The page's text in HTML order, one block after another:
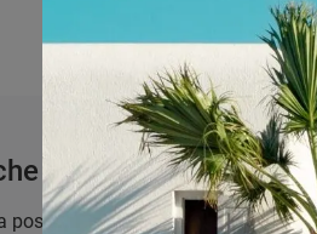
ad angolo
possibilità di ricreare